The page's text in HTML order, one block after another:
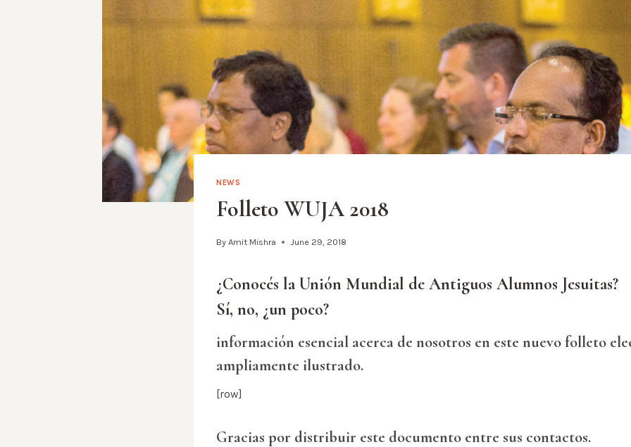
NEWS
Folleto WUJA 2018
By Amit Mishra June 29, 2018
¿Conocés la Unión Mundial de Antiguos Alumnos Jesuitas?
Sí, no, ¿un poco?
información esencial acerca de nosotros en este nuevo folleto
ampliamente ilustrado.
[row]
Gracias por distribuir este documento entre sus contactos.